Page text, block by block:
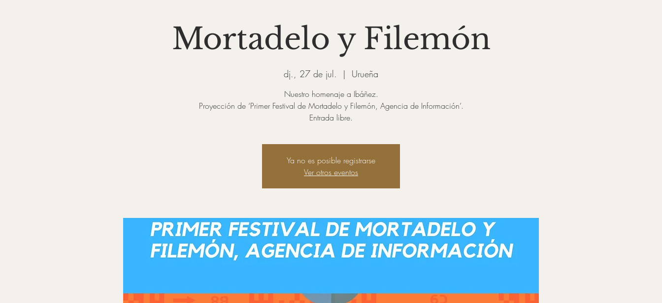
Mortadelo y Filemón
dj., 27 de jul.
  |
Urueña
Nuestro homenaje a Ibáñez.
Proyección de ‘Primer Festival de Mortadelo y Filemón, Agencia de Información’.
Entrada libre.
Ya no es posible registrarse
Ver otros eventos